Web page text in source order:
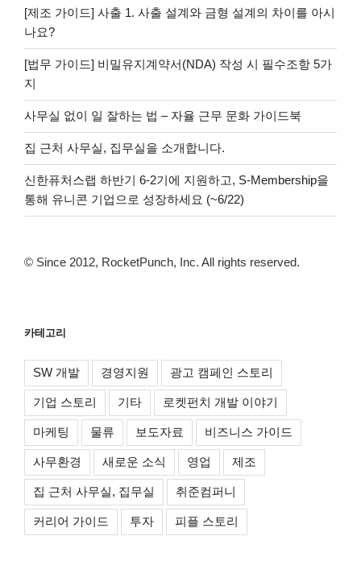
[제조 가이드] 사출 1. 사출 설계와 금형 설계의 차이를 아시
나요?
[법무 가이드] 비밀유지계약서(NDA) 작성 시 필수조항 5가
지
사무실 없이 일 잘하는 법 – 자율 근무 문화 가이드북
집 근처 사무실, 집무실을 소개합니다.
신한퓨처스랩 하반기 6-2기에 지원하고, S-Membership을
통해 유니콘 기업으로 성장하세요 (~6/22)
© Since 2012, RocketPunch, Inc. All rights reserved.
카테고리
SW 개발 경영지원 광고 캠페인 스토리
기업 스토리 기타 로켓펀치 개발 이야기
마케팅 물류 보도자료 비즈니스 가이드
사무환경 새로운 소식 영업 제조
집 근처 사무실, 집무실 취준컴퍼니
커리어 가이드 투자 피플 스토리